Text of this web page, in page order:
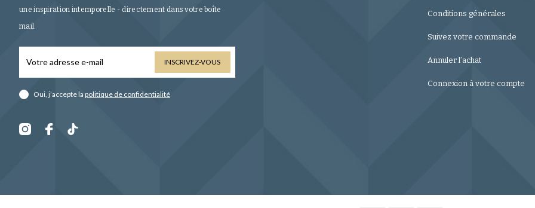
une inspiration intemporelle - directement dans votre boîte
mail.
INSCRIVEZ-VOUS
Oui, j’accepte la politique de confidentialité
Conditions générales
Suivez votre commande
Annuler l’achat
Connexion à votre compte